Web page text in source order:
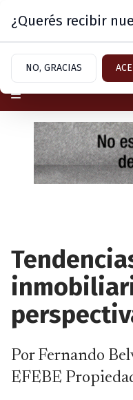
Jueves 6
Por Fernando
EFEBE
¿Querés recibir
NO, GRACIAS